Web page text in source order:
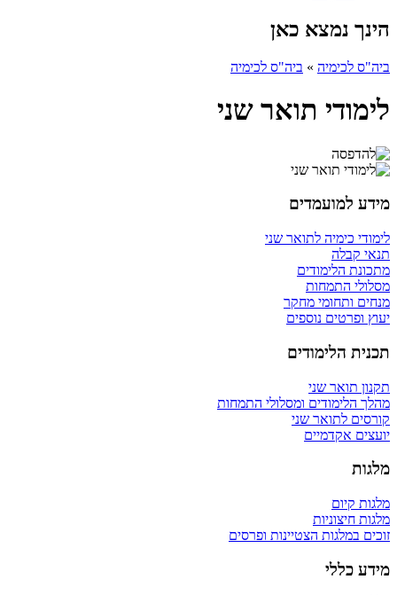
הינך נמצא כאן
ביה"ס לכימיה » ביה"ס לכימיה
לימודי תואר שני
מידע למועמדים
לימודי כימיה לתואר שני
תנאי קבלה
מתכונת הלימודים
מסלולי התמחות
מנחים ותחומי מחקר
יעוץ ופרטים נוספים
תכנית הלימודים
תקנון תואר שני
מהלך הלימודים ומסלולי התמחות
קורסים לתואר שני
יועצים אקדמיים
מלגות
מלגות קיום
מלגות חיצוניות
זוכים במלגות הצטיינות ופרסים
מידע כללי